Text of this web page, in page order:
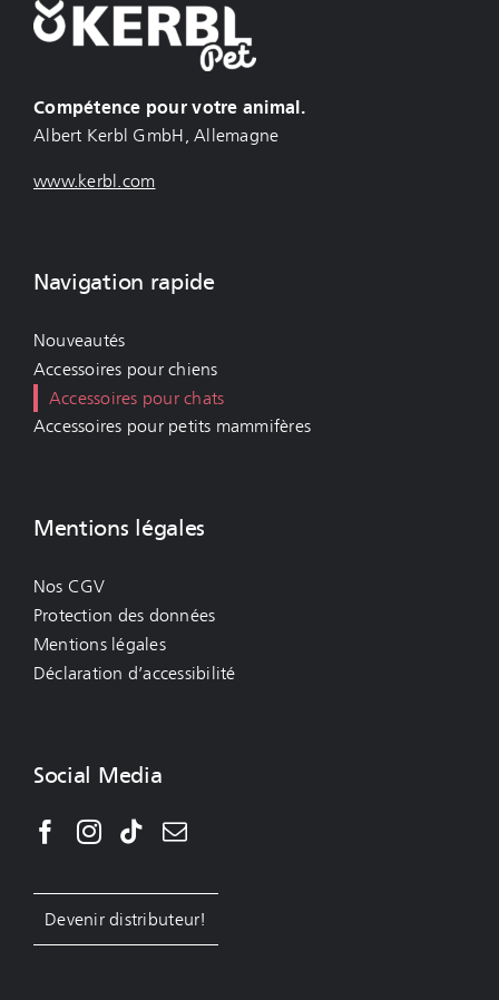
Compétence pour votre animal.
Albert Kerbl GmbH, Allemagne
www.kerbl.com
Navigation rapide
Nouveautés
Accessoires pour chiens
Accessoires pour chats
Accessoires pour petits mammifères
Mentions légales
Nos CGV
Protection des données
Mentions légales
Déclaration d’accessibilité
Social Media
Devenir distributeur!